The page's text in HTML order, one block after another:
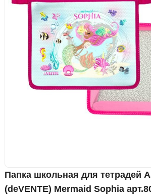
Папка школьная для тетрадей
(deVENTE) Mermaid Sophia